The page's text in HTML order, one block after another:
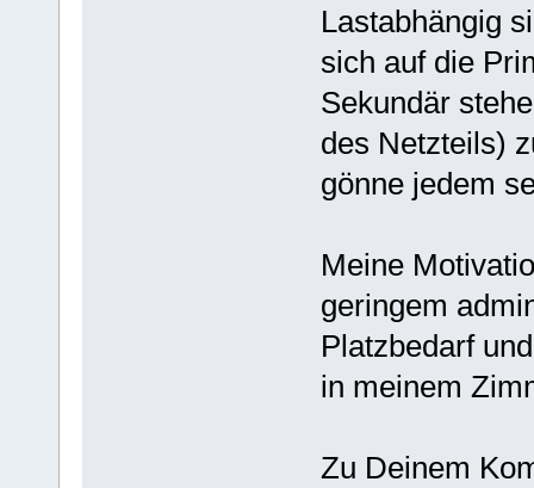
Lastabhängig
sich auf die
Sekundär
des Netzteils)
gönne jedem
Meine
geringem
Platzbedarf
in meinem
Zu Deinem